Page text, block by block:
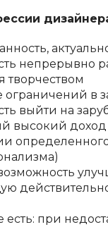
непрерывно
творчеством
ограничений в
выйти на
высокий
есть: при